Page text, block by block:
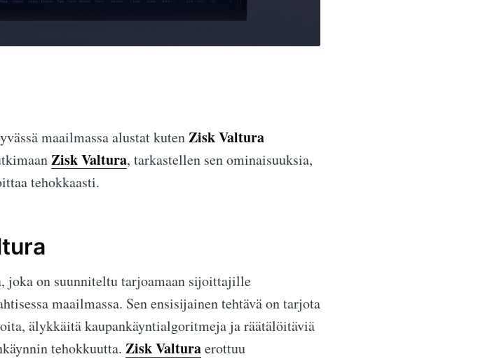
maailmassa alustat kutenZisk Valtura
Zisk Valtura, tarkastellen sen ominaisuuksia,
tehokkaasti.
joka on suunniteltu tarjoamaan sijoittajille
maailmassa. Sen ensisijainen tehtävä on tarjota
älykkäitä kaupankäyntialgoritmeja ja räätälöitäviä
tehokkuutta. Zisk Valturaerottuu